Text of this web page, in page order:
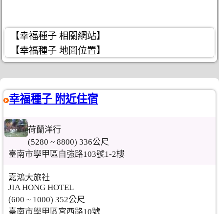
【幸福種子 相關網站】
【幸福種子 地圖位置】
幸福種子 附近住宿
荷蘭洋行
(5280 ~ 8800) 336公尺
臺南市學甲區自強路103號1-2樓
嘉鴻大旅社
JIA HONG HOTEL
(600 ~ 1000) 352公尺
臺南市學甲區宮西路10號